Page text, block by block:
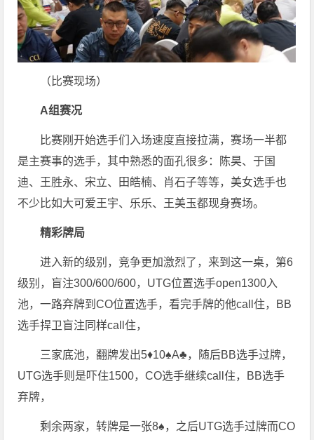
（比赛现场）
A组赛况
比赛刚开始选手们入场速度直接拉满，赛场一半都
是主赛事的选手，其中熟悉的面孔很多：陈昊、于国
迪、王胜永、宋立、田皓楠、肖石子等等，美女选手也
不少比如大可爱王宇、乐乐、王美玉都现身赛场。
精彩牌局
进入新的级别，竞争更加激烈了，来到这一桌，第6
级别，盲注300/600/600，UTG位置选手open1300入
池，一路弃牌到CO位置选手，看完手牌的他call住，BB
选手捍卫盲注同样call住，
三家底池，翻牌发出5♦️10♠️A♣️，随后BB选手过牌，
UTG选手则是吓住1500，CO选手继续call住，BB选手
弃牌，
剩余两家，转牌是一张8♠️，之后UTG选手过牌而CO